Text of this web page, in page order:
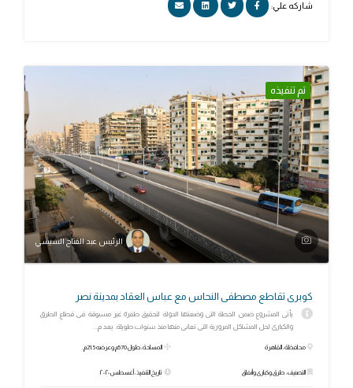
شاركه علي:
تم تنفيذه
الرئيس عبد الفتاح السيسي
كوبرى تقاطع مصطفى النحاس مع عباس العقاد بمدينة نصر
يأتى المشروع ضمن الخطة التى وضعتها الدولة لتحقيق طفرة غير مسبوقة فى قطاع الطرق
والكبارى لحل المشاكل المرورية التى تعانى منها منذ سنوات طويلة. يعد م...
محافظة: القاهرة
التصنيف: طرق وكبارى وأنفاق
المساحة: طول 570م وعرضه 21.5م.
تاريخ التنفيذ: أغسطس ٢٠٢٠